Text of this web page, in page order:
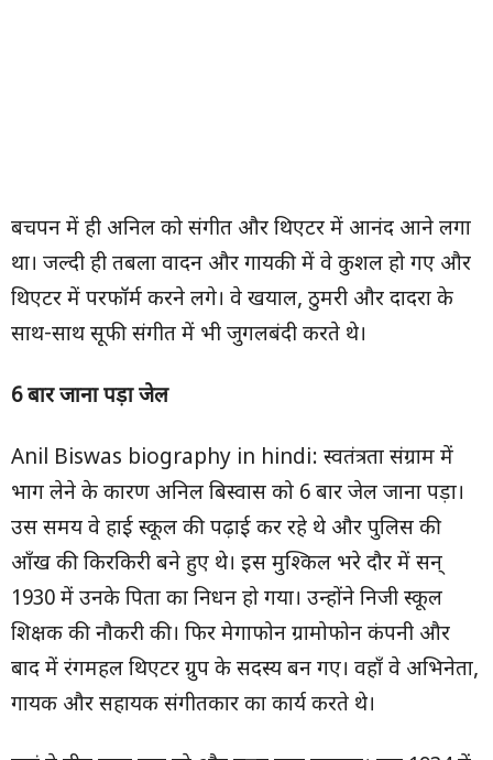
बचपन में ही अनिल को संगीत और थिएटर में आनंद आने लगा
था। जल्दी ही तबला वादन और गायकी में वे कुशल हो गए और
थिएटर में परफॉर्म करने लगे। वे खयाल, ठुमरी और दादरा के
साथ-साथ सूफी संगीत में भी जुगलबंदी करते थे।
6 बार जाना पड़ा जेल
Anil Biswas biography in hindi: स्वतंत्रता संग्राम में
भाग लेने के कारण अनिल बिस्वास को 6 बार जेल जाना पड़ा।
उस समय वे हाई स्कूल की पढ़ाई कर रहे थे और पुलिस की
आँख की किरकिरी बने हुए थे। इस मुश्किल भरे दौर में सन्
1930 में उनके पिता का निधन हो गया। उन्होंने निजी स्कूल
शिक्षक की नौकरी की। फिर मेगाफोन ग्रामोफोन कंपनी और
बाद में रंगमहल थिएटर ग्रुप के सदस्य बन गए। वहाँ वे अभिनेता,
गायक और सहायक संगीतकार का कार्य करते थे।